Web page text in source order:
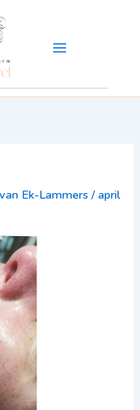
Ek-Lammers/april